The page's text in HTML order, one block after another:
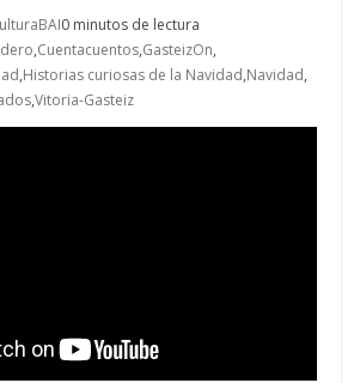
0 minutos de lectura
,Cuentacuentos,GasteizOn,
,Historias curiosas de la Navidad,Navidad,
,Vitoria-Gasteiz